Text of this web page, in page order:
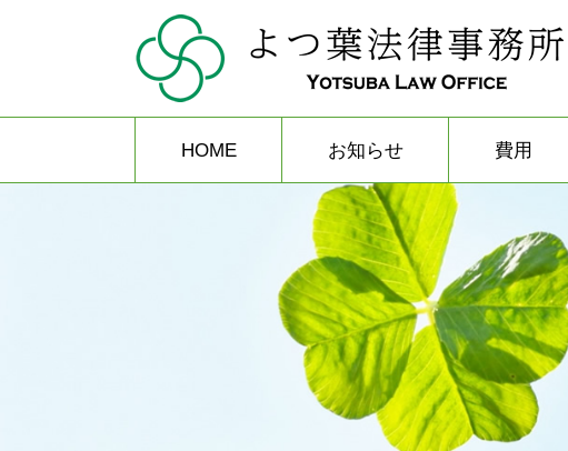
HOME お知らせ 費用